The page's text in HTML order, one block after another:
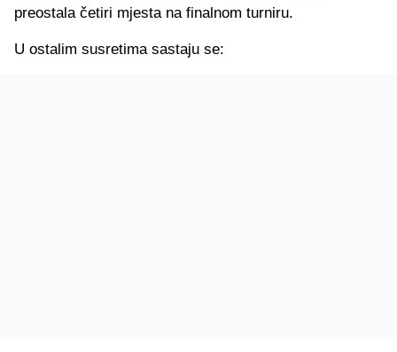
preostala četiri mjesta na finalnom turniru.
U ostalim susretima sastaju se: